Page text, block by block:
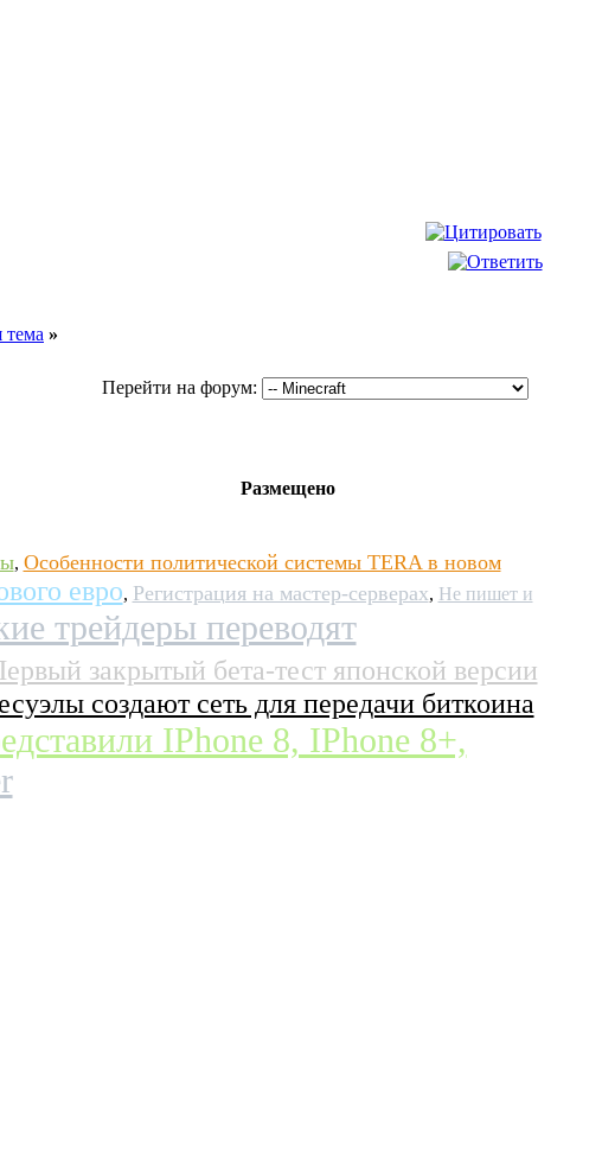
»
Перейти на форум:
Размещено
, Особенности политической системы TERA в новом
евро, Регистрация на мастер-серверах, Не пишет и
трейдеры переводят
закрытый бета-тест японской версии
создают сеть для передачи биткоина
IPhone 8, IPhone 8+,